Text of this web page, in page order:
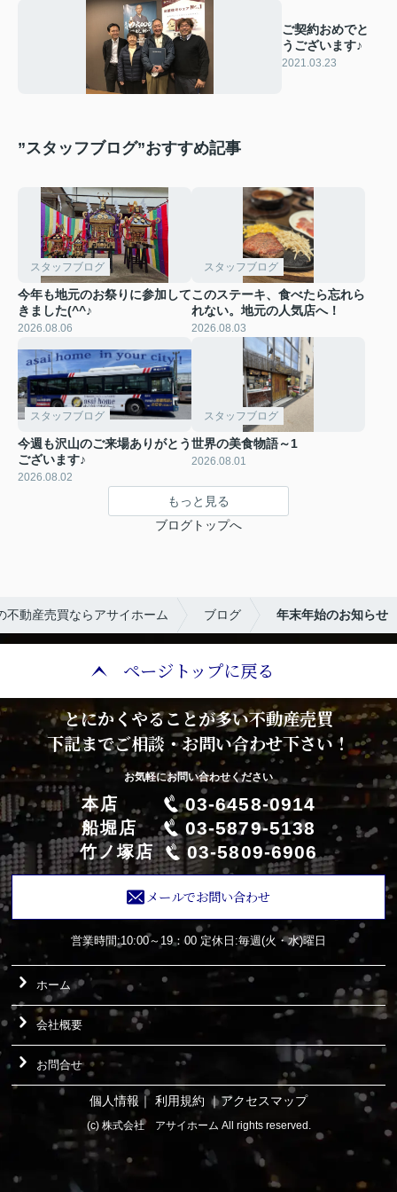
ご契約おめでと
うございます♪
2021.03.23
”スタッフブログ”おすすめ記事
スタッフブログ
今年も地元のお祭りに参加して
きました(^^♪
2026.08.06
スタッフブログ
このステーキ、食べたら忘れら
れない。地元の人気店へ！
2026.08.03
スタッフブログ
今週も沢山のご来場ありがとう
ございます♪
2026.08.02
スタッフブログ
世界の美食物語～1
2026.08.01
もっと見る
ブログトップへ
不動産売買ならアサイホーム ブログ 年末年始のお知らせ
ページトップに戻る
とにかくやることが多い不動産売買
下記までご相談・お問い合わせ下さい！
お気軽にお問い合わせください
本店 03-6458-0914
船堀店 03-5879-5138
竹ノ塚店 03-5809-6906
メールでお問い合わせ
営業時間:10:00～19：00 定休日:毎週(火・水)曜日
ホーム
会社概要
お問合せ
個人情報 ｜ 利用規約 ｜アクセスマップ
(c) 株式会社 アサイホーム All rights reserved.